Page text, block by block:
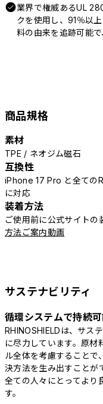
業界で権威あるUL
クを使用し、91％以
料の由来を追跡可能
商品規格
素材
TPE / ネオジム磁石
互換性
iPhone 17 Pro と全ての
に対応
装着方法
ご使用前に公式サイト
方法ご案内動画
サステナビリティ
循環システムで持続
RHINOSHIELDは、サス
に尽力しています。原材
ル全体を考慮することで
決方法を生み出すことが
全ての人々にとってより
す。